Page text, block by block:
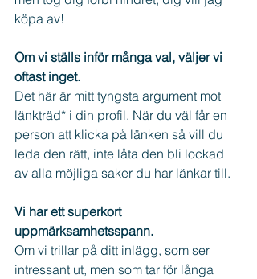
köpa av!
Om vi ställs inför många val, väljer vi
oftast inget.
Det här är mitt tyngsta argument mot
länkträd* i din profil. När du väl får en
person att klicka på länken så vill du
leda den rätt, inte låta den bli lockad
av alla möjliga saker du har länkar till.
Vi har ett superkort
uppmärksamhetsspann.
Om vi trillar på ditt inlägg, som ser
intressant ut, men som tar för långa